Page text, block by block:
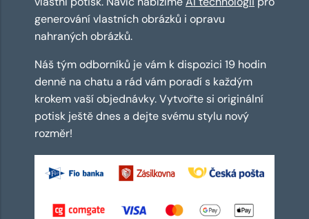
generování vlastních obrázků i opravu
nahraných obrázků.
Náš tým odborníků je vám k dispozici 19 hodin
denně na chatu a rád vám poradí s každým
krokem vaší objednávky. Vytvořte si originální
potisk ještě dnes a dejte svému stylu nový
rozměr!